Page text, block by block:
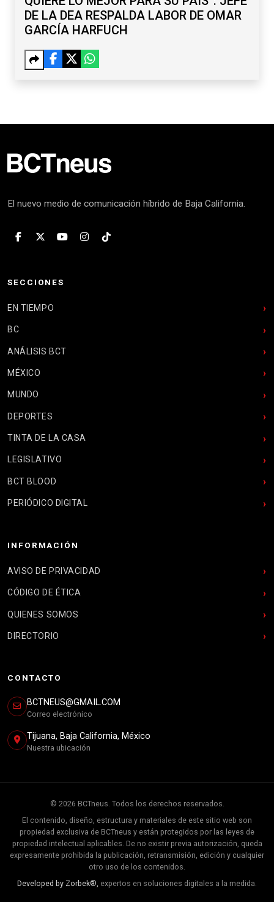
El nuevo medio de comunicación híbrido de Baja California.
SECCIONES
EN TIEMPO
BC
ANÁLISIS BCT
MÉXICO
MUNDO
DEPORTES
TINTA DE LA CASA
LEGISLATIVO
BCT BLOOD
PERIÓDICO DIGITAL
INFORMACIÓN
AVISO DE PRIVACIDAD
CÓDIGO DE ÉTICA
QUIENES SOMOS
DIRECTORIO
CONTACTO
BCTNEUS@GMAIL.COM
Correo electrónico
Tijuana, Baja California, México
Nuestra ubicación
© 2026 BCTneus. Todos los derechos reservados.
El contenido, diseño, estructura y materiales de este sitio web son
propiedad exclusiva de BCTneus y están protegidos por las leyes de
propiedad intelectual aplicables. De no existir previa autorización, queda
expresamente prohibida la publicación, retransmisión, edición y cualquier
otro uso de los contenidos.
Developed by Zorbek®, expertos en soluciones digitales a la medida.